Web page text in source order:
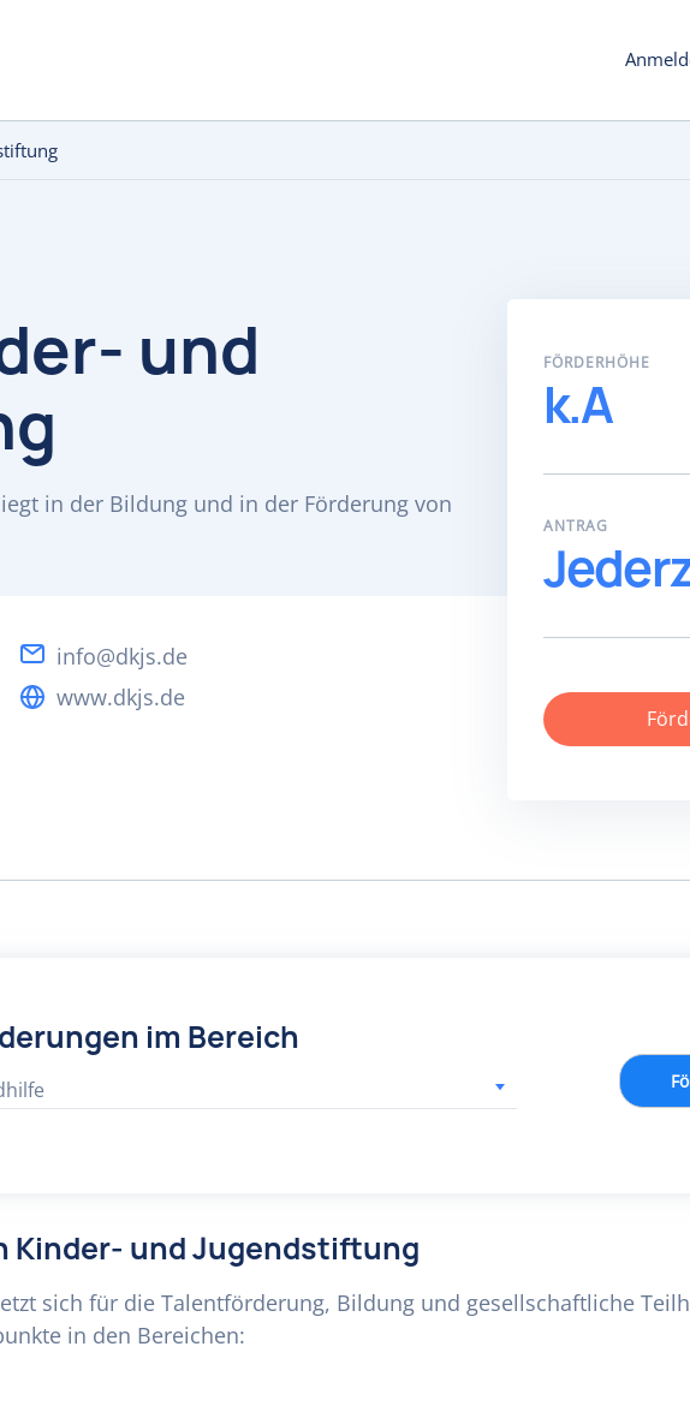
und
in der Bildung und in der Förderung von
info@dkjs.de
www.dkjs.de
FÖRDERHÖHE
k.A
ANTRAG
im Bereich
Kinder- und Jugendstiftung
sich für die Talentförderung, Bildung und gesellschaftliche
in den Bereichen: